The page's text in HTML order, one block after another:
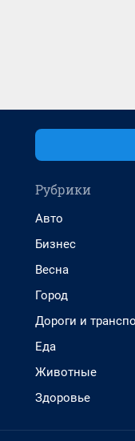
Рубрики
Авто
Бизнес
Весна
Город
Дороги и
Еда
Животные
Здоровье